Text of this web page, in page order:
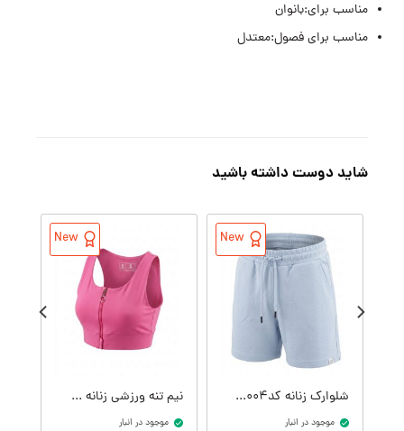
مناسب برای:بانوان
مناسب برای فصول:معتدل
شاید دوست داشته باشید
New
شلوارک زنانه کدW09410-004
موجود در انبار
New
نیم تنه ورزشی زنانه کدW09399-305
موجود در انبار